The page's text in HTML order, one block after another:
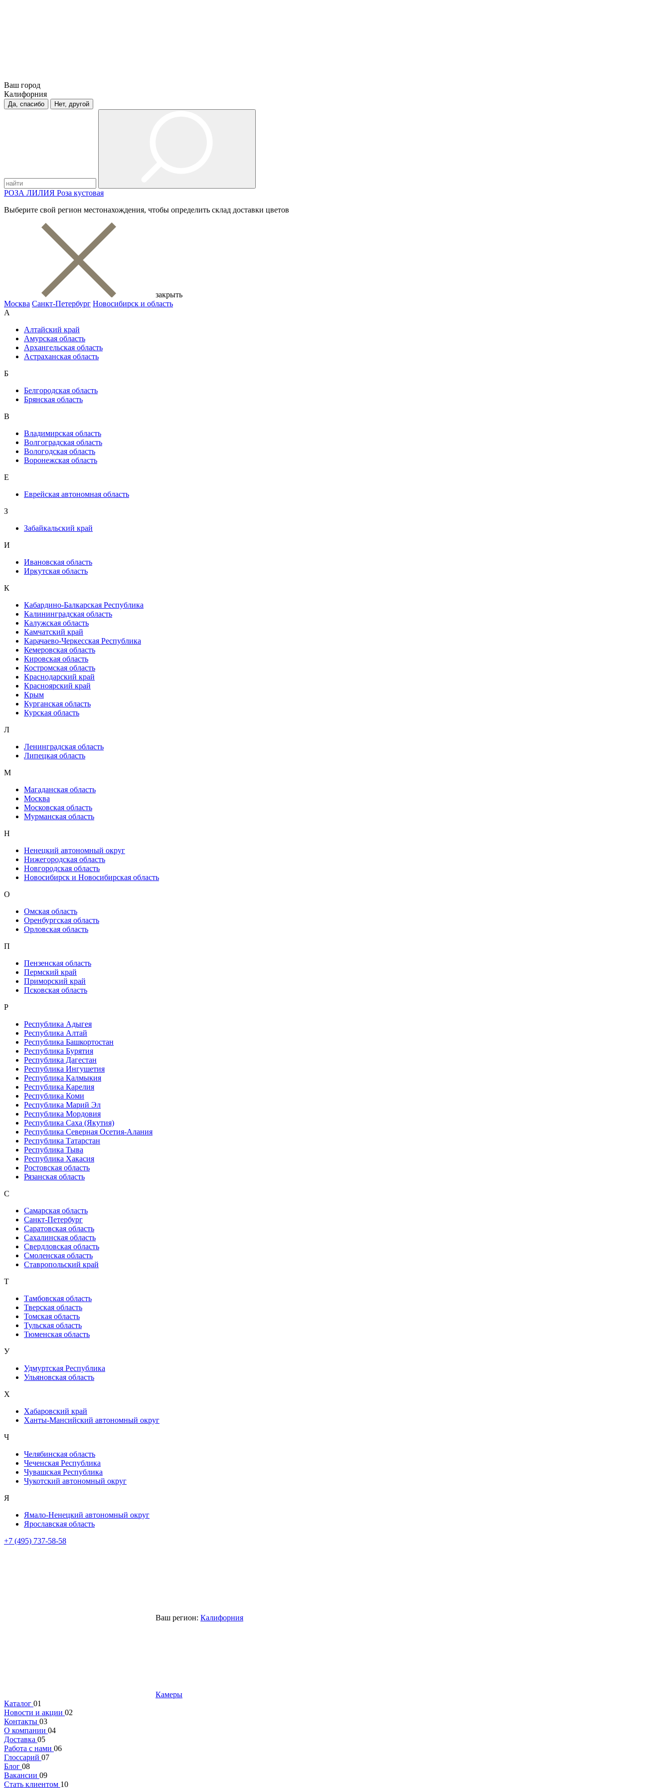
Ваш город
Калифорния
Да, спасибо Нет, другой
РОЗА ЛИЛИЯ Роза кустовая
Выберите свой регион местонахождения, чтобы определить склад доставки цветов
закрыть
Москва Санкт-Петербург Новосибирск и область
А
Алтайский край
Амурская область
Архангельская область
Астраханская область
Б
Белгородская область
Брянская область
В
Владимирская область
Волгоградская область
Вологодская область
Воронежская область
Е
Еврейская автономная область
З
Забайкальский край
И
Ивановская область
Иркутская область
К
Кабардино-Балкарская Республика
Калининградская область
Калужская область
Камчатский край
Карачаево-Черкесская Республика
Кемеровская область
Кировская область
Костромская область
Краснодарский край
Красноярский край
Крым
Курганская область
Курская область
Л
Ленинградская область
Липецкая область
М
Магаданская область
Москва
Московская область
Мурманская область
Н
Ненецкий автономный округ
Нижегородская область
Новгородская область
Новосибирск и Новосибирская область
О
Омская область
Оренбургская область
Орловская область
П
Пензенская область
Пермский край
Приморский край
Псковская область
Р
Республика Адыгея
Республика Алтай
Республика Башкортостан
Республика Бурятия
Республика Дагестан
Республика Ингушетия
Республика Калмыкия
Республика Карелия
Республика Коми
Республика Марий Эл
Республика Мордовия
Республика Саха (Якутия)
Республика Северная Осетия-Алания
Республика Татарстан
Республика Тыва
Республика Хакасия
Ростовская область
Рязанская область
С
Самарская область
Санкт-Петербург
Саратовская область
Сахалинская область
Свердловская область
Смоленская область
Ставропольский край
Т
Тамбовская область
Тверская область
Томская область
Тульская область
Тюменская область
У
Удмуртская Республика
Ульяновская область
Х
Хабаровский край
Ханты-Мансийский автономный округ
Ч
Челябинская область
Чеченская Республика
Чувашская Республика
Чукотский автономный округ
Я
Ямало-Ненецкий автономный округ
Ярославская область
+7 (495) 737-58-58
Ваш регион: Калифорния
Камеры
Каталог 01
Новости и акции 02
Контакты 03
О компании 04
Доставка 05
Работа с нами 06
Глоссарий 07
Блог 08
Вакансии 09
Стать клиентом 10